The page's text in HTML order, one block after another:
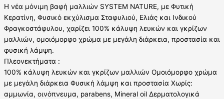
Η νέα μόνιμη βαφή μαλλιών SYSTEM NATURE, με Φυτική
Κερατίνη, Φυσικό εκχύλισμα Σταφυλιού, Ελιάς και Ινδικού
Φραγκοστάφυλου, χαρίζει 100% κάλυψη λευκών και γκρίζων
μαλλιών, ομοιόμορφο χρώμα με μεγάλη διάρκεια, προστασία και
φυσική λάμψη.
Πλεονεκτήματα :
100% κάλυψη λευκών και γκρίζων μαλλιών Ομοιόμορφο χρώμα
με μεγάλη διάρκεια Φυσική λάμψη και προστασία Χωρίς:
αμμωνία, οινόπνευμα, parabens, Mineral oil Δερματολογικά